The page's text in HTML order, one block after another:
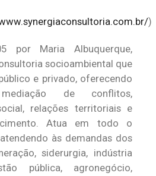
)
por Maria Albuquerque,
socioambiental que
e privado, oferecendo
de conflitos,
relações territoriais e
Atua em todo o
às demandas dos
siderurgia, indústria
pública, agronegócio,